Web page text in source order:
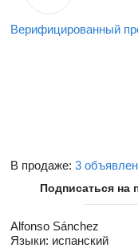
Верифицированный
В продаже: 3
Подписаться на
Alfonso Sánchez
Языки: испанский